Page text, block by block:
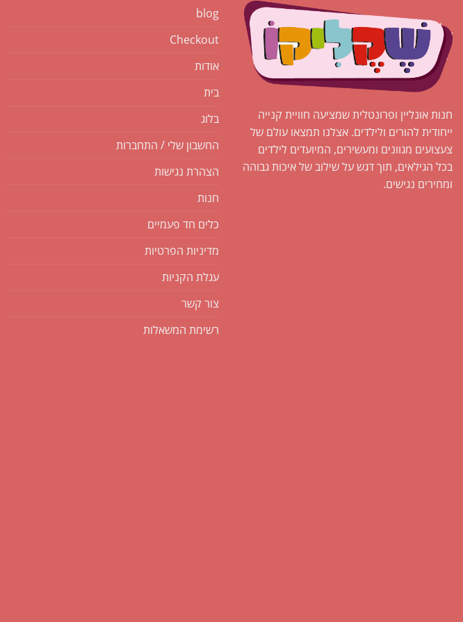
חנות אונליין ופרונטלית שמציעה חוויית קנייה
ייחודית להורים ולילדים. אצלנו תמצאו עולם של
צעצועים מגוונים ומעשירים, המיועדים לילדים
בכל הגילאים, תוך דגש על שילוב של איכות גבוהה
ומחירים נגישים.
blog
Checkout
אודות
בית
בלוג
החשבון שלי / התחברות
הצהרת נגישות
חנות
כלים חד פעמיים
מדיניות הפרטיות
עגלת הקניות
צור קשר
רשימת המשאלות